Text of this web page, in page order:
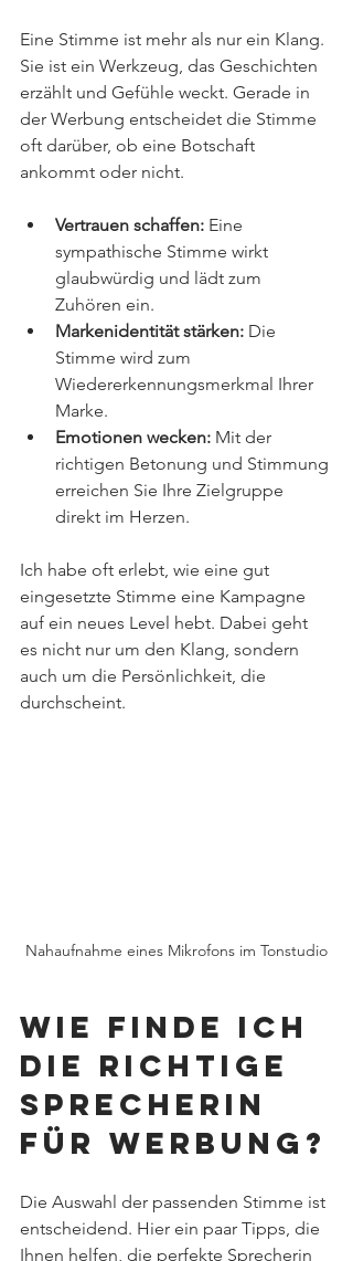
Eine Stimme ist mehr als nur ein Klang.
Sie ist ein Werkzeug, das Geschichten
erzählt und Gefühle weckt. Gerade in
der Werbung entscheidet die Stimme
oft darüber, ob eine Botschaft
ankommt oder nicht.
Vertrauen schaffen: Eine
sympathische Stimme wirkt
glaubwürdig und lädt zum
Zuhören ein.
Markenidentität stärken: Die
Stimme wird zum
Wiedererkennungsmerkmal Ihrer
Marke.
Emotionen wecken: Mit der
richtigen Betonung und Stimmung
erreichen Sie Ihre Zielgruppe
direkt im Herzen.
Ich habe oft erlebt, wie eine gut
eingesetzte Stimme eine Kampagne
auf ein neues Level hebt. Dabei geht
es nicht nur um den Klang, sondern
auch um die Persönlichkeit, die
durchscheint.
Nahaufnahme eines Mikrofons im Tonstudio
Wie finde ich
die richtige
Sprecherin
für Werbung?
Die Auswahl der passenden Stimme ist
entscheidend. Hier ein paar Tipps, die
Ihnen helfen, die perfekte Sprecherin